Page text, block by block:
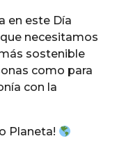
en este Día
necesitamos
sostenible
como para
con la
Planeta!